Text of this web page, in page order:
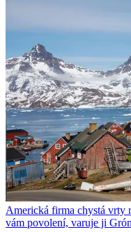
Americká firma chystá vrty
vám povolení, varuje ji